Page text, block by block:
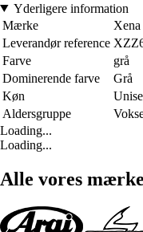
Yderligere information
Mærke
Xena
Leverandør reference
Farve
grå
Dominerende farve
Grå
Køn
Aldersgruppe
Loading...
Loading...
Alle vores